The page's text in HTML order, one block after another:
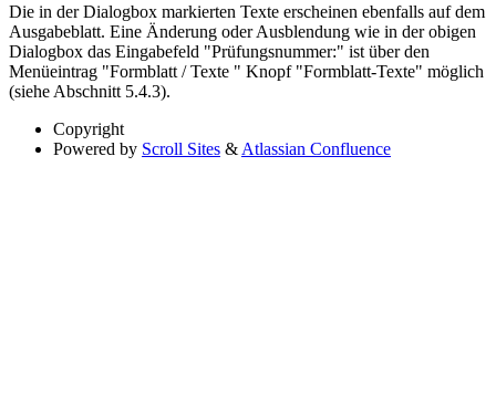
Die in der Dialogbox markierten Texte erscheinen ebenfalls auf dem
Ausgabeblatt. Eine Änderung oder Ausblendung wie in der obigen
Dialogbox das Eingabefeld "Prüfungsnummer:" ist über den
Menüeintrag "Formblatt / Texte " Knopf "Formblatt-Texte" möglich
(siehe Abschnitt 5.4.3).
Copyright
Powered by Scroll Sites & Atlassian Confluence